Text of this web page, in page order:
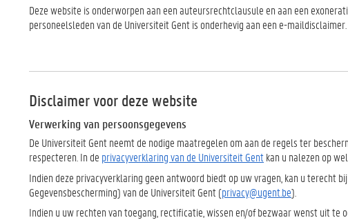
Deze website is onderworpen aan een auteursrechtclausule en aan een
personeelsleden van de Universiteit Gent is onderhevig aan een e-maildisclaimer.
Disclaimer voor deze website
Verwerking van persoonsgegevens
De Universiteit Gent neemt de nodige maatregelen om aan de regels ter
respecteren. In de privacyverklaring van de Universiteit Gentkan u nalezen op
Indien deze privacyverklaring geen antwoord biedt op uw vragen, kan u terecht
Gegevensbescherming) van de Universiteit Gent (privacy@ugent.be).
Indien u uw rechten van toegang, rectificatie, wissen en/of bezwaar wenst uit te